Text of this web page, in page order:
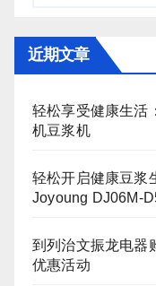
近期文章
轻松享受健康生活
机豆浆机
轻松开启健康豆
Joyoung
到列治文振龙电器
优惠活动